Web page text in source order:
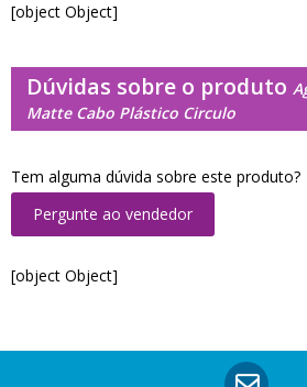
[object Object]
Dúvidas sobre o produto
Matte Cabo Plástico Circulo
Tem alguma dúvida sobre este produto?
Pergunte ao vendedor
[object Object]